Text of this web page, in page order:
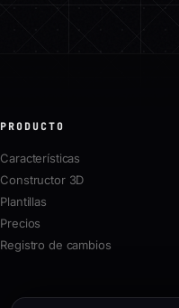
PRODUCTO
Características
Constructor 3D
Plantillas
Precios
Registro de cambios